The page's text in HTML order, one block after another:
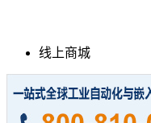
线上商城